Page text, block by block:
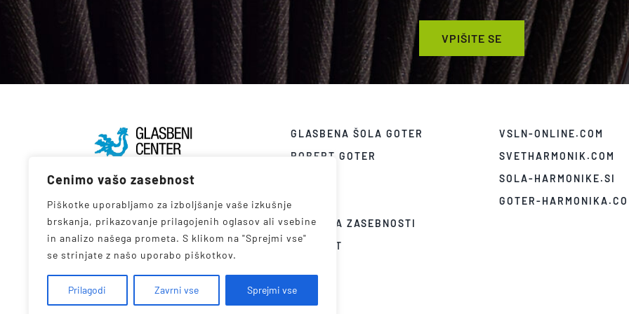
Cenimo vašo zasebnost
Piškotke uporabljamo za izboljšanje vaše izkušnje
brskanja, prikazovanje prilagojenih oglasov ali vsebine
in analizo našega prometa. S klikom na "Sprejmi vse"
se strinjate z našo uporabo piškotkov.
Prilagodi Zavrni vse Sprejmi vse
VPIŠITE SE
GLASBENA ŠOLA GOTER
ROBERT GOTER
VIDEO
POLITIKA ZASEBNOSTI
KONTAKT
VSLN-ONLINE.COM
SVETHARMONIK.COM
SOLA-HARMONIKE.SI
GOTER-